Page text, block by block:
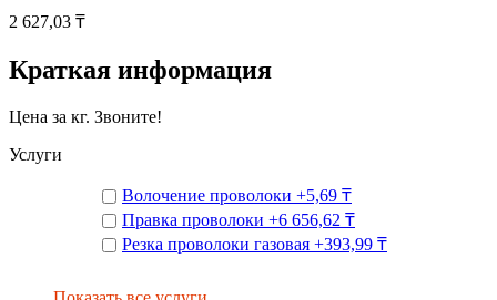
2 627,03 ₸
Краткая информация
Цена за кг. Звоните!
Услуги
Волочение проволоки +5,69 ₸
Правка проволоки +6 656,62 ₸
Резка проволоки газовая +393,99 ₸